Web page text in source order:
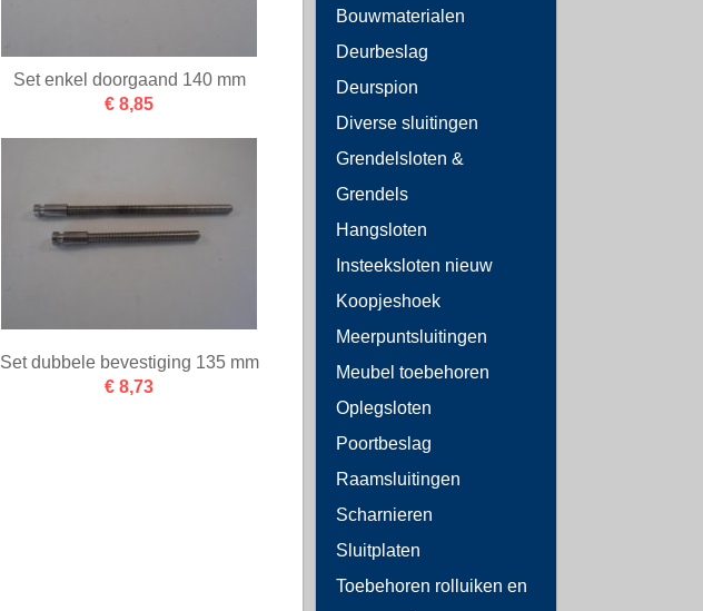
Bouwmaterialen
Deurbeslag
Deurspion
Diverse sluitingen
Grendelsloten &
Grendels
Hangsloten
Insteeksloten nieuw
Koopjeshoek
Meerpuntsluitingen
Meubel toebehoren
Oplegsloten
Poortbeslag
Raamsluitingen
Scharnieren
Sluitplaten
Toebehoren rolluiken en
Set enkel doorgaand 140 mm
€ 8,85
Set dubbele bevestiging 135 mm
€ 8,73